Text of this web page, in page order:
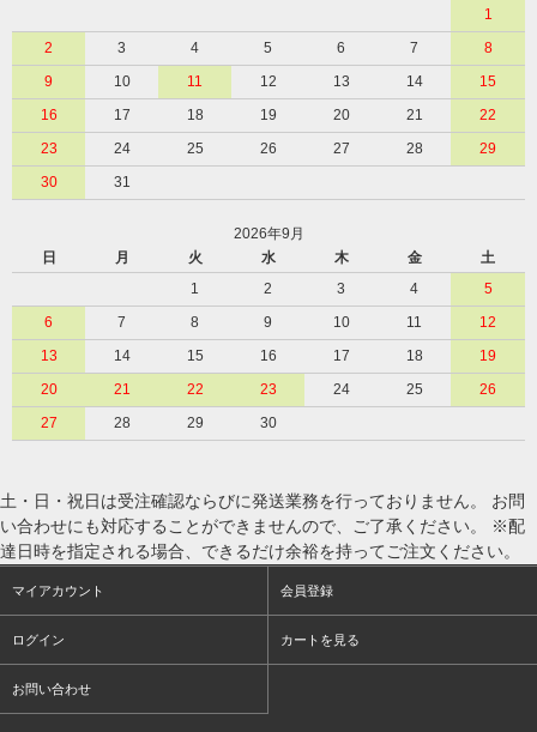
1
2
3 4 5 6 7
8
9
10 11 12 13 14
15
16
17 18 19 20 21
22
23
24 25 26 27 28
29
30
31
2026年9月
日
月 火 水 木 金
土
1
2 3 4
5
6
7 8 9 10 11
12
13
14 15 16 17 18
19
20
21 22 23 24 25
26
27
28 29 30
土・日・祝日は受注確認ならびに発送業務を行っておりません。 お問
い合わせにも対応することができませんので、ご了承ください。 ※配
達日時を指定される場合、できるだけ余裕を持ってご注文ください。
マイアカウント 会員登録
ログイン カートを見る
お問い合わせ